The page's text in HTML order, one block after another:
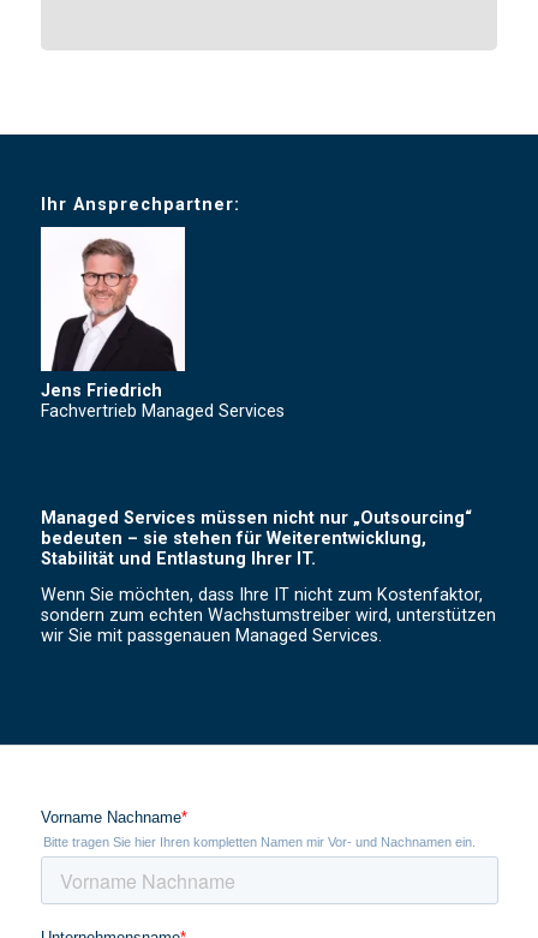
Ihr Ansprechpartner:
Jens Friedrich
Fachvertrieb Managed Services
Managed Services müssen nicht nur „Outsourcing“
bedeuten – sie stehen für Weiterentwicklung,
Stabilität und Entlastung Ihrer IT.
Wenn Sie möchten, dass Ihre IT nicht zum Kostenfaktor,
sondern zum echten Wachstumstreiber wird, unterstützen
wir Sie mit passgenauen Managed Services.